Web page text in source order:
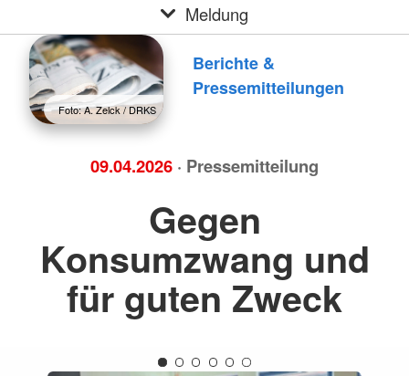
Meldung
Foto: A. Zelck / DRKS
Berichte &
Pressemitteilungen
09.04.2026 · Pressemitteilung
Gegen
Konsumzwang und
für guten Zweck